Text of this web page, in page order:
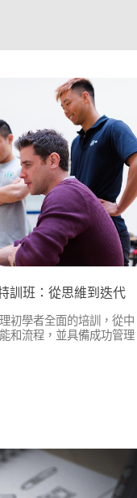
訓班：從思維到迭代
初學者全面的培訓，從中
和流程，並具備成功管理